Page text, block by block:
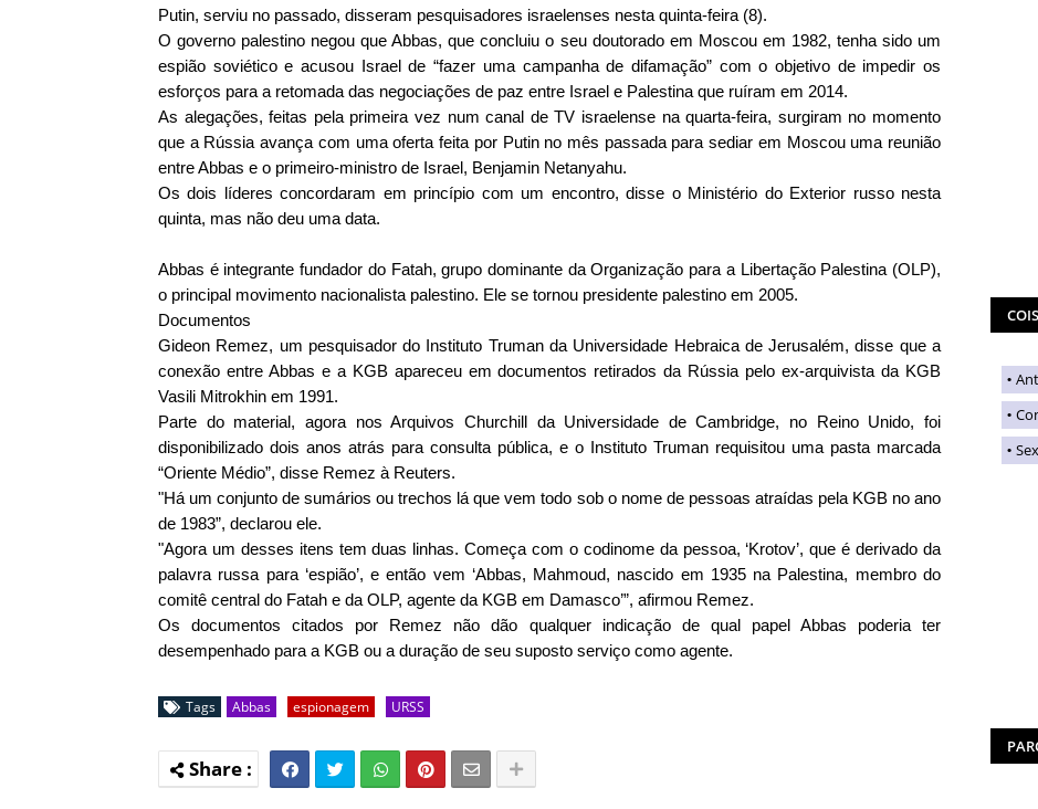
Putin, serviu no passado, disseram pesquisadores israelenses nesta quinta-feira (8).
O governo palestino negou que Abbas, que concluiu o seu doutorado em Moscou em 1982, tenha sido um
espião soviético e acusou Israel de “fazer uma campanha de difamação” com o objetivo de impedir os
esforços para a retomada das negociações de paz entre Israel e Palestina que ruíram em 2014.
As alegações, feitas pela primeira vez num canal de TV israelense na quarta-feira, surgiram no momento
que a Rússia avança com uma oferta feita por Putin no mês passada para sediar em Moscou uma reunião
entre Abbas e o primeiro-ministro de Israel, Benjamin Netanyahu.
Os dois líderes concordaram em princípio com um encontro, disse o Ministério do Exterior russo nesta
quinta, mas não deu uma data.
Abbas é integrante fundador do Fatah, grupo dominante da Organização para a Libertação Palestina (OLP),
o principal movimento nacionalista palestino. Ele se tornou presidente palestino em 2005.
Documentos
Gideon Remez, um pesquisador do Instituto Truman da Universidade Hebraica de Jerusalém, disse que a
conexão entre Abbas e a KGB apareceu em documentos retirados da Rússia pelo ex-arquivista da KGB
Vasili Mitrokhin em 1991.
Parte do material, agora nos Arquivos Churchill da Universidade de Cambridge, no Reino Unido, foi
disponibilizado dois anos atrás para consulta pública, e o Instituto Truman requisitou uma pasta marcada
“Oriente Médio”, disse Remez à Reuters.
"Há um conjunto de sumários ou trechos lá que vem todo sob o nome de pessoas atraídas pela KGB no ano
de 1983”, declarou ele.
"Agora um desses itens tem duas linhas. Começa com o codinome da pessoa, ‘Krotov’, que é derivado da
palavra russa para ‘espião’, e então vem ‘Abbas, Mahmoud, nascido em 1935 na Palestina, membro do
comitê central do Fatah e da OLP, agente da KGB em Damasco’”, afirmou Remez.
Os documentos citados por Remez não dão qualquer indicação de qual papel Abbas poderia ter
desempenhado para a KGB ou a duração de seu suposto serviço como agente.
Tags Abbas espionagem URSS